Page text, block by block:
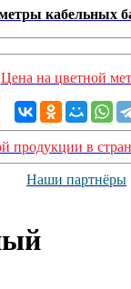
кабельных
Цена на цветной
продукции в
Наши партнёры